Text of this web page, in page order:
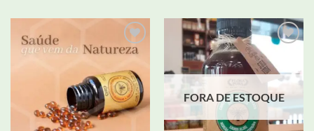
Adicionar
desejos
Adicionar
aos meus
desejos
FORA DE ESTOQUE